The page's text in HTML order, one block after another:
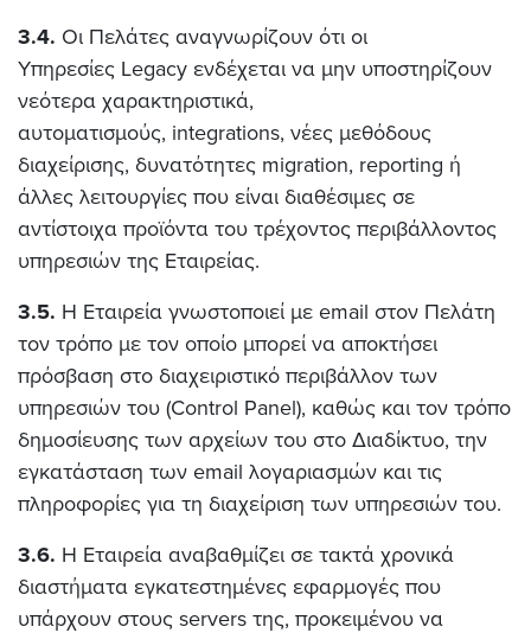
3.4. Οι Πελάτες αναγνωρίζουν ότι οι
Υπηρεσίες Legacy ενδέχεται να μην υποστηρίζουν
νεότερα χαρακτηριστικά,
αυτοματισμούς, integrations, νέες μεθόδους
διαχείρισης, δυνατότητες migration, reporting ή
άλλες λειτουργίες που είναι διαθέσιμες σε
αντίστοιχα προϊόντα του τρέχοντος περιβάλλοντος
υπηρεσιών της Εταιρείας.
3.5. Η Εταιρεία γνωστοποιεί με email στον Πελάτη
τον τρόπο με τον οποίο μπορεί να αποκτήσει
πρόσβαση στο διαχειριστικό περιβάλλον των
υπηρεσιών του (Control Panel), καθώς και τον τρόπο
δημοσίευσης των αρχείων του στο Διαδίκτυο, την
εγκατάσταση των email λογαριασμών και τις
πληροφορίες για τη διαχείριση των υπηρεσιών του.
3.6. Η Εταιρεία αναβαθμίζει σε τακτά χρονικά
διαστήματα εγκατεστημένες εφαρμογές που
υπάρχουν στους servers της, προκειμένου να